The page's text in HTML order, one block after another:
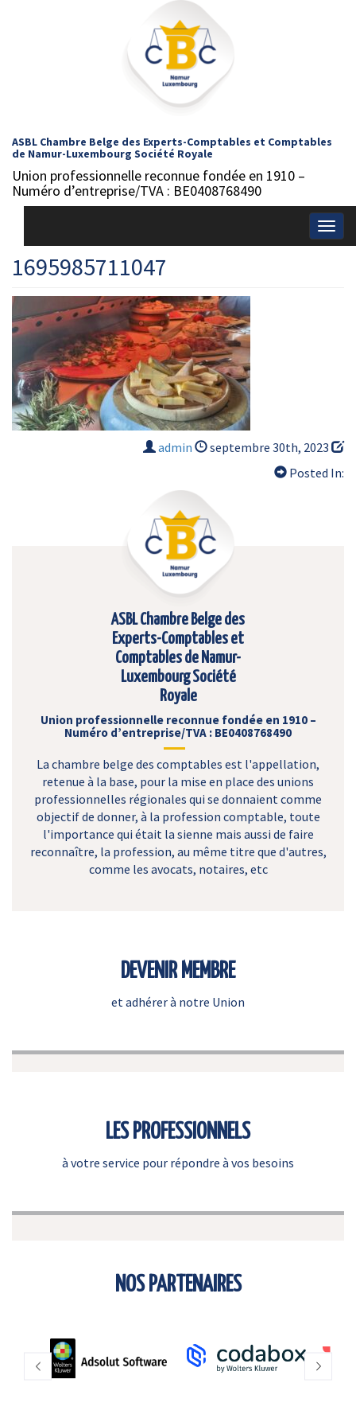
ASBL Chambre Belge des Experts-Comptables et Comptables
de Namur-Luxembourg Société Royale
Union professionnelle reconnue fondée en 1910 –
Numéro d’entreprise/TVA : BE0408768490
1695985711047
admin
septembre 30th, 2023
Posted In:
ASBL Chambre Belge des
Experts-Comptables et
Comptables de Namur-
Luxembourg Société
Royale
Union professionnelle reconnue fondée en 1910 –
Numéro d’entreprise/TVA : BE0408768490
La chambre belge des comptables est l'appellation,
retenue à la base, pour la mise en place des unions
professionnelles régionales qui se donnaient comme
objectif de donner, à la profession comptable, toute
l'importance qui était la sienne mais aussi de faire
reconnaître, la profession, au même titre que d'autres,
comme les avocats, notaires, etc
DEVENIR MEMBRE
et adhérer à notre Union
LES PROFESSIONNELS
à votre service pour répondre à vos besoins
NOS PARTENAIRES